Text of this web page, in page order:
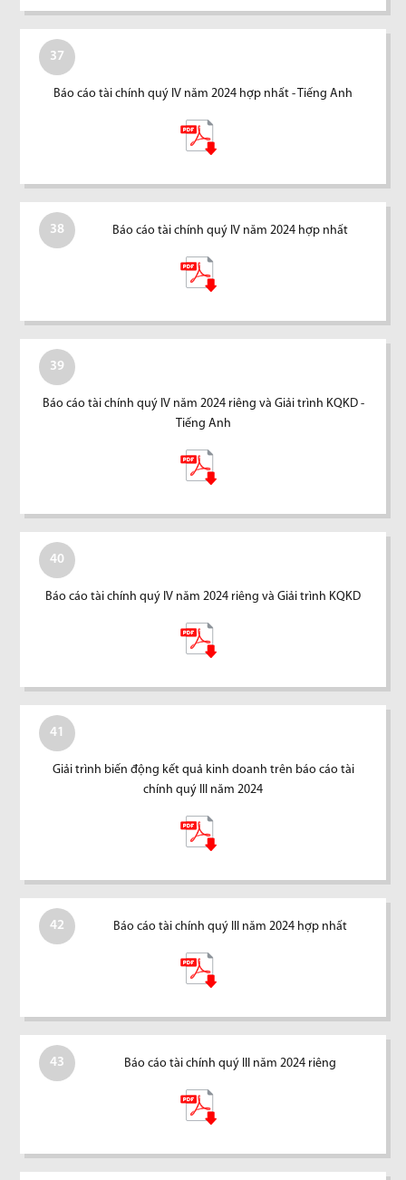
37
Báo cáo tài chính quý IV năm 2024 hợp nhất - Tiếng Anh
38 Báo cáo tài chính quý IV năm 2024 hợp nhất
39
Báo cáo tài chính quý IV năm 2024 riêng và Giải trình KQKD -
Tiếng Anh
40
Báo cáo tài chính quý IV năm 2024 riêng và Giải trình KQKD
41
Giải trình biến động kết quả kinh doanh trên báo cáo tài
chính quý III năm 2024
42 Báo cáo tài chính quý III năm 2024 hợp nhất
43 Báo cáo tài chính quý III năm 2024 riêng